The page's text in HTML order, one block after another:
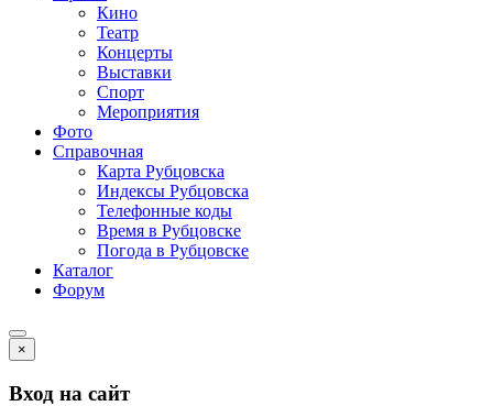
Кино
Театр
Концерты
Выставки
Спорт
Мероприятия
Фото
Справочная
Карта Рубцовска
Индексы Рубцовска
Телефонные коды
Время в Рубцовске
Погода в Рубцовске
Каталог
Форум
×
Вход на сайт